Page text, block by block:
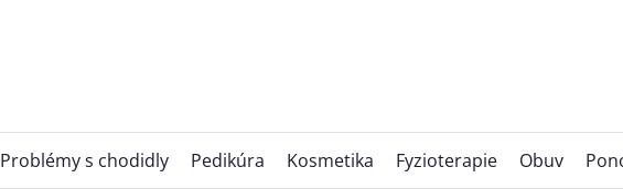
Problémy s chodidly Pedikúra Kosmetika Fyzioterapie Obuv